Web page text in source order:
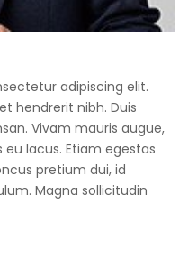
adipiscing elit.
hendrerit nibh. Duis
Vivam mauris augue,
lacus. Etiam egestas
pretium dui, id
Magna sollicitudin